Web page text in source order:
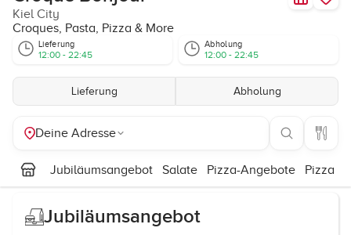
Kiel City
Croques, Pasta, Pizza & More
Lieferung
12:00 - 22:45
Abholung
12:00 - 22:45
Lieferung Abholung
Deine Adresse
Jubiläumsangebot Salate Pizza-Angebote Pizza
Jubiläumsangebot